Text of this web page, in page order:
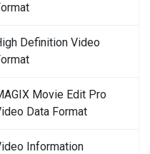
Definition Video
Movie Edit Pro
Data Format
Information